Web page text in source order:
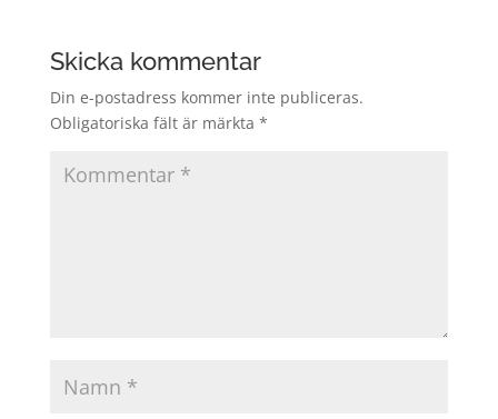
Skicka kommentar
Din e-postadress kommer inte publiceras.
Obligatoriska fält är märkta *